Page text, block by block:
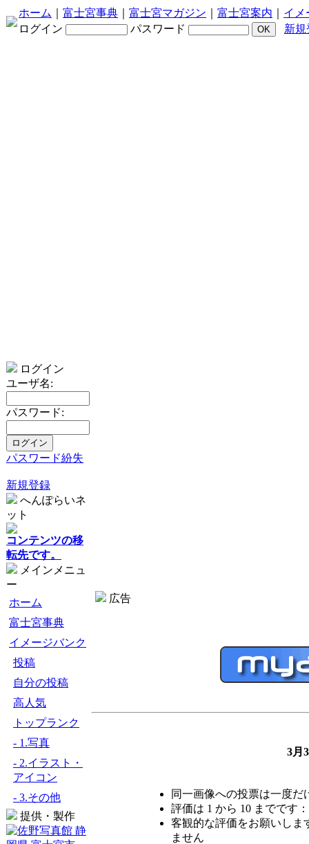
ホーム 富士宮事典 富士宮マガジン 富士宮案内
イメ
ログイン
パスワード 新規
ログイン
ユーザ名:
パスワード:
パスワード紛失
新規登録
へんぽらいネ
ット
コンテンツの移
転先です。
メインメニュ
ー
ホーム
富士宮事典
イメージバンク
投稿
自分の投稿
高人気
トップランク
- 1.写真
- 2.イラスト・
アイコン
- 3.その他
提供・製作
広告
3月
同一画像への投票は一度だ
評価は 1 から 10 までです
客観的な評価をお願いしま
ません